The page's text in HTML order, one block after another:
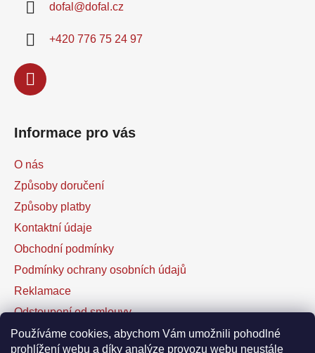
Používáme cookies, abychom Vám umožnili pohodlné
prohlížení webu a díky analýze provozu webu neustále
dofal @dofal.cz
+420 776 75 24 97
Informace pro vás
O nás
Způsoby doručení
Způsoby platby
Kontaktní údaje
Obchodní podmínky
Podmínky ochrany osobních údajů
Reklamace
Odstoupení od smlouvy
Kontaktní formulář